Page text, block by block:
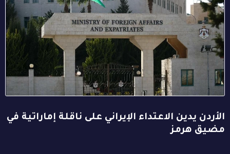
الأردن يدين الاعتداء الإيراني على ناقلة إماراتية في
مضيق هرمز